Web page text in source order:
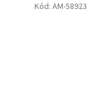
Kód: AM-58923